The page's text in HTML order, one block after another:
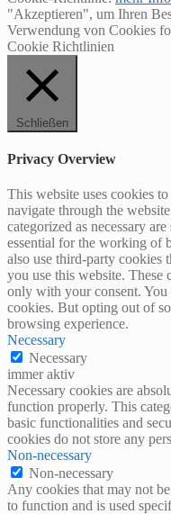
"Akzeptieren", um Ihren
Verwendung von Cookies
Cookie Richtlinien
Schließen
Privacy Overview
This website uses cookies
navigate through the
categorized as necessary
essential for the working of
also use third-party cookies
you use this website.
only with your consent. You
cookies. But opting out of
browsing experience.
Necessary
Necessary
immer aktiv
Necessary cookies are
function properly. This
basic functionalities and
cookies do not store any
Non-necessary
Non-necessary
Any cookies that may not
to function and is used